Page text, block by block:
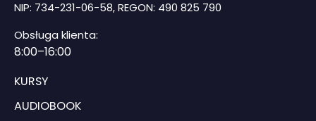
NIP: 734-231-06-58, REGON: 490 825 790
Obsługa klienta:
8:00–16:00
KURSY
AUDIOBOOK